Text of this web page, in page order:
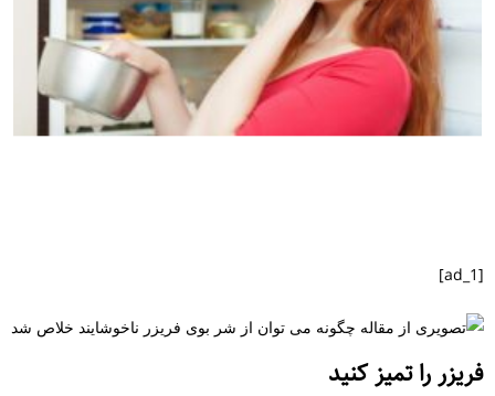
[ad_1]
فریزر را تمیز کنید